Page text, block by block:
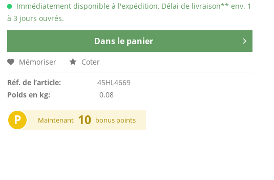
Immédiatement disponible à l'expédition, Délai de livraison** env. 1
à 3 jours ouvrés.
Dans le panier
Mémoriser Coter
Réf. de l’article:
45HL4669
Poids en kg:
0.08
P Maintenant 10 bonus points